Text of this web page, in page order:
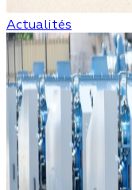
Actualités